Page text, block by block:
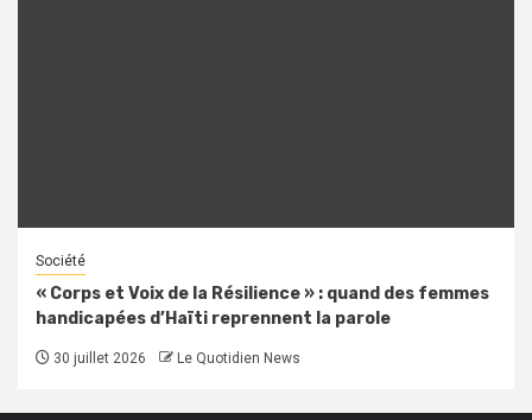
Société
« Corps et Voix de la Résilience » : quand des femmes
handicapées d’Haïti reprennent la parole
30 juillet 2026 Le Quotidien News